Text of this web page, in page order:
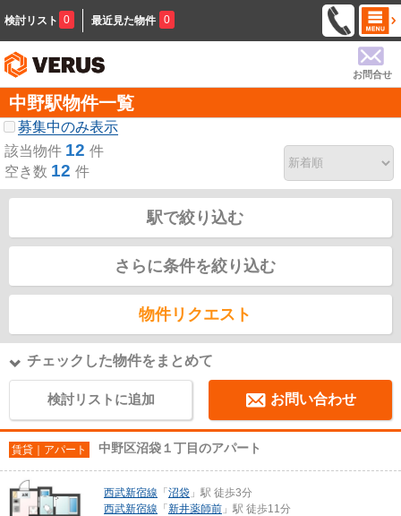
検討リスト 0 最近見た物件 0
お問合せ
中野駅物件一覧
募集中のみ表示
該当物件 12 件
空き数 12 件
駅で絞り込む
さらに条件を絞り込む
物件リクエスト
チェックした物件をまとめて
検討リストに追加 お問い合わせ
賃貸｜アパート 中野区沼袋１丁目のアパート
西武新宿線 「 沼袋 」駅 徒歩3分
西武新宿線 「 新井薬師前 」駅 徒歩11分